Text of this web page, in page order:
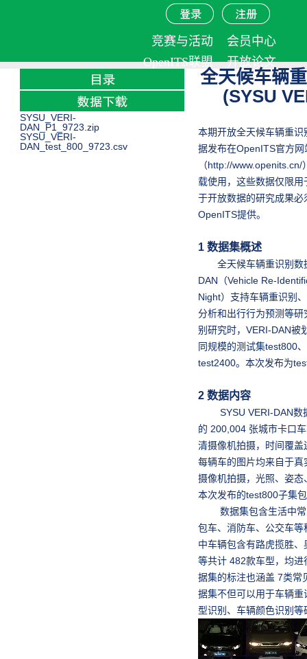
会员中心
竞赛与活动
开放论文
OpenITS联盟
OpenITS介绍
SYSU_VERI-
DAN_P1_9723.zip
SYSU_VERI-
DAN_test_800_9723.csv
全天候车辆
(SYSU
本期开放全天候车辆重
据发布在OpenITS官方网
（http://www.openits.cn/
载使用，这些数据仅限
于开放数据的研究成果必
OpenITS提供。
1 数据集概述
全天候车辆重识别数
DAN（Vehicle Re-
Night）支持车辆重识别
分析和出行行为预测等
别研究时，VERI-DAN被
同规模的测试集test800
test2400。本次发布为
2 数据内容
SYSU VERI-DAN数
的 200,004 张城市卡口
清摄像机拍摄，时间覆
每辆车的图片均来自于
摄像机拍摄，光照、姿
本次发布的test800子集
数据集包含生活中常
包车、消防车、公交车
中车辆包含有路虎揽胜
等共计 482款车型，均
据集的标注也涵盖 7类常
据集不但可以用于车辆
型识别、车辆颜色识别等